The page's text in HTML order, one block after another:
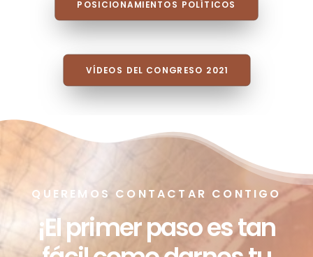
POSICIONAMIENTOS POLÍTICOS
QUEREMOS CONTACTAR CONTIGO